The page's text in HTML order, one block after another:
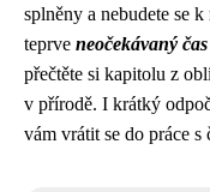
splněny a nebudete se
teprve neočekávaný
přečtěte si kapitolu z
v přírodě. I krátký
vám vrátit se do práce